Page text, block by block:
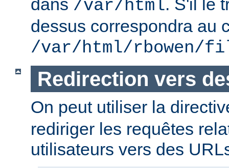
dans /var/html. S'il le
dessus correspondra au
/var/html/rbowen/
Redirection vers
On peut utiliser la
rediriger les requêtes
utilisateurs vers des